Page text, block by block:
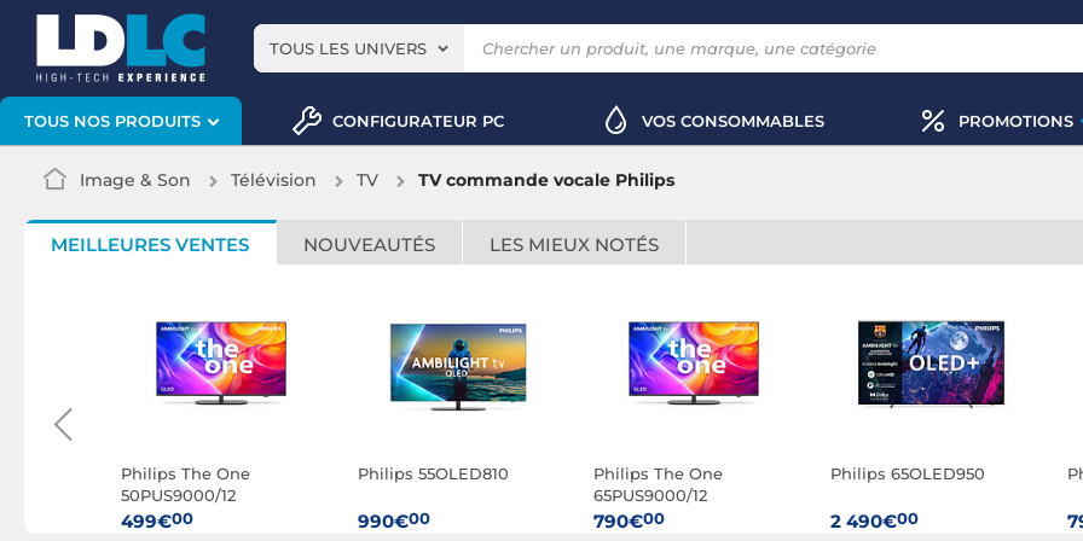
TOUS LES UNIVERS
TOUS NOS PRODUITS CONFIGURATEUR PC VOS CONSOMMABLES PROMOTIONS
Image & Son Télévision TV TV commande vocale Philips
MEILLEURES VENTES NOUVEAUTÉS LES MIEUX NOTÉS
Philips The One
50PUS9000/12
499€00
Philips 55OLED810
990€00
Philips The One
65PUS9000/12
790€00
Philips 65OLED950
2 490€00